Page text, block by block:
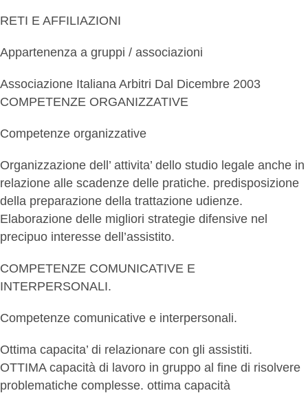
RETI E AFFILIAZIONI
Appartenenza a gruppi / associazioni
Associazione Italiana Arbitri Dal Dicembre 2003
COMPETENZE ORGANIZZATIVE
Competenze organizzative
Organizzazione dell’ attivita’ dello studio legale anche in
relazione alle scadenze delle pratiche. predisposizione
della preparazione della trattazione udienze.
Elaborazione delle migliori strategie difensive nel
precipuo interesse dell’assistito.
COMPETENZE COMUNICATIVE E
INTERPERSONALI.
Competenze comunicative e interpersonali.
Ottima capacita’ di relazionare con gli assistiti.
OTTIMA capacità di lavoro in gruppo al fine di risolvere
problematiche complesse. ottima capacità